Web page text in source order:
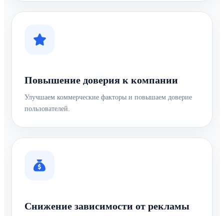
Повышение доверия к компании
Улучшаем коммерческие факторы и повышаем доверие
пользователей.
Снижение зависимости от рекламы